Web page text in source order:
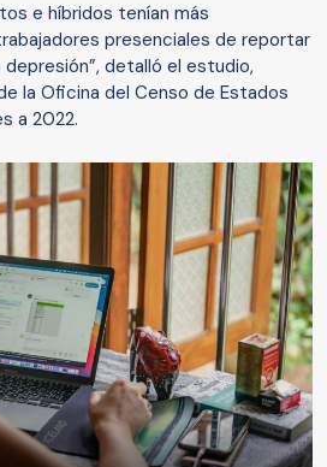
e híbridos tenían más
presenciales de reportar
detalló el estudio,
la Oficina del Censo de Estados
a 2022.